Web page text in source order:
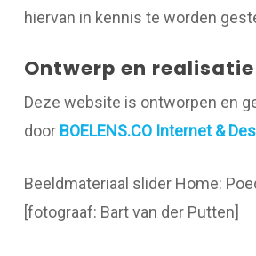
hiervan in kennis te worden
Ontwerp en realisatie
Deze website is ontworpen en
door BOELENS.CO Internet &
Beeldmateriaal slider Home:
[fotograaf: Bart van der Putten]